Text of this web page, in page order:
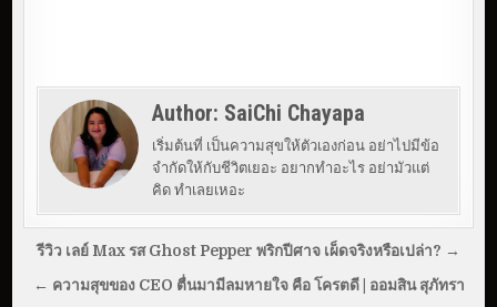
Author: SaiChi Chayapa
เริ่มต้นที่ เป็นความสุขให้ตัวเองก่อน อย่าไปมีข้อ
จำกัดให้กับชีวิตเยอะ อยากทำอะไร อย่ามัวแต่
คิด ทำเลยเหอะ
P
o
รีวิว เลย์ Max รส Ghost Pepper พริกปีศาจ เผ็ดจริงหรือเปล่า? →
← ความสุขของ CEO ตื่นมามีลมหายใจ คือ โครตดี | ออมสิน สุภัทรา